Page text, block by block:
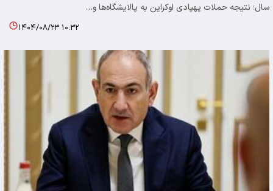
سال؛ نتیجه حملات پهپادی اوکراین به پالایشگاه‌ها و…
۱۴۰۴/۰۸/۲۳ ۱۰:۳۲